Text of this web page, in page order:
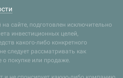
сайте, подготовлен исключительно
инвестиционных целей,
какого-либо конкретного
следует рассматривать как
покупке или продаже.